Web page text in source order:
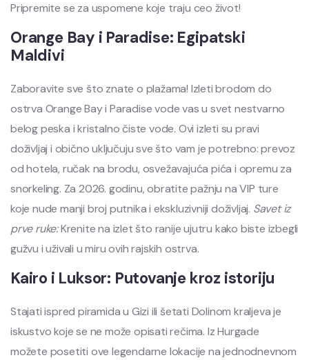
Pripremite se za uspomene koje traju ceo život!
Orange Bay i Paradise: Egipatski
Maldivi
Zaboravite sve što znate o plažama! Izleti brodom do
ostrva Orange Bay i Paradise vode vas u svet nestvarno
belog peska i kristalno čiste vode. Ovi izleti su pravi
doživljaj i obično uključuju sve što vam je potrebno: prevoz
od hotela, ručak na brodu, osvežavajuća pića i opremu za
snorkeling. Za 2026. godinu, obratite pažnju na VIP ture
koje nude manji broj putnika i ekskluzivniji doživljaj. Savet iz
prve ruke:Krenite na izlet što ranije ujutru kako biste izbegli
gužvu i uživali u miru ovih rajskih ostrva.
Kairo i Luksor: Putovanje kroz istoriju
Stajati ispred piramida u Gizi ili šetati Dolinom kraljeva je
iskustvo koje se ne može opisati rečima. Iz Hurgade
možete posetiti ove legendarne lokacije na jednodnevnom